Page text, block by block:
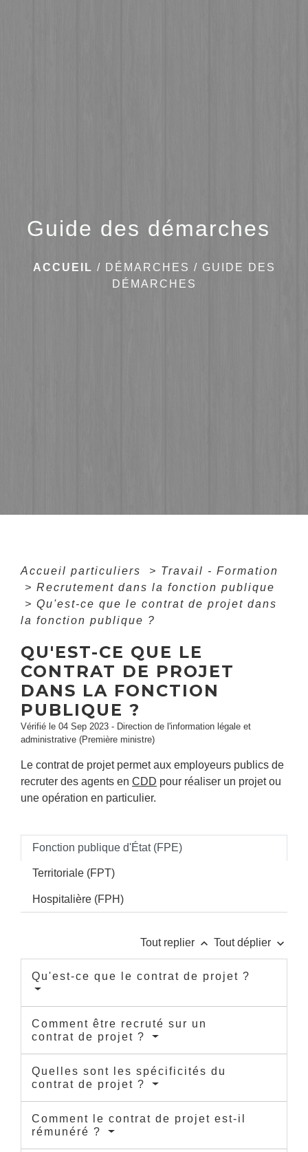
Guide des démarches
ACCUEIL / DÉMARCHES / GUIDE DES
DÉMARCHES
Accueil particuliers > Travail - Formation
> Recrutement dans la fonction publique
> Qu'est-ce que le contrat de projet dans
la fonction publique ?
QU'EST-CE QUE LE
CONTRAT DE PROJET
DANS LA FONCTION
PUBLIQUE ?
Vérifié le 04 Sep 2023 - Direction de l'information légale et
administrative (Première ministre)
Le contrat de projet permet aux employeurs publics de
recruter des agents en CDD pour réaliser un projet ou
une opération en particulier.
Fonction publique d'État (FPE)
Territoriale (FPT)
Hospitalière (FPH)
Tout replier keyboard_arrow_up Tout déplier keyboard_arrow_down
Qu'est-ce que le contrat de projet ?
Comment être recruté sur un
contrat de projet ?
Quelles sont les spécificités du
contrat de projet ?
Comment le contrat de projet est-il
rémunéré ?